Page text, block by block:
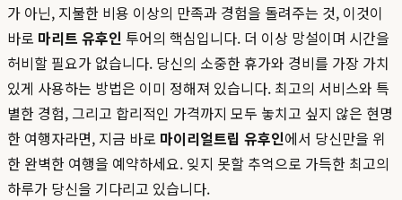
가 아닌, 지불한 비용 이상의 만족과 경험을 돌려주는 것, 이것이
바로 마리트 유후인 투어의 핵심입니다. 더 이상 망설이며 시간을
허비할 필요가 없습니다. 당신의 소중한 휴가와 경비를 가장 가치
있게 사용하는 방법은 이미 정해져 있습니다. 최고의 서비스와 특
별한 경험, 그리고 합리적인 가격까지 모두 놓치고 싶지 않은 현명
한 여행자라면, 지금 바로 마이리얼트립 유후인에서 당신만을 위
한 완벽한 여행을 예약하세요. 잊지 못할 추억으로 가득한 최고의
하루가 당신을 기다리고 있습니다.